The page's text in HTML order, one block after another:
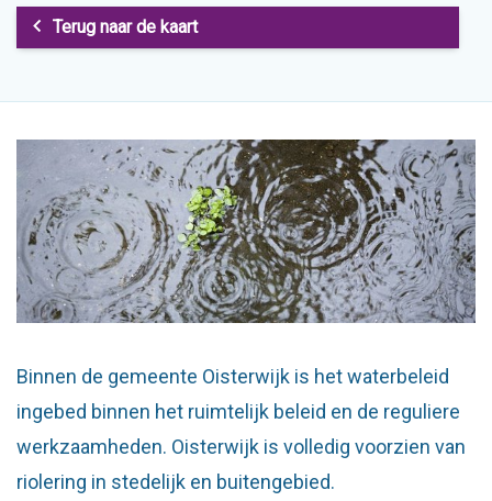
Terug naar de kaart
Binnen de gemeente Oisterwijk is het waterbeleid
ingebed binnen het ruimtelijk beleid en de reguliere
werkzaamheden. Oisterwijk is volledig voorzien van
riolering in stedelijk en buitengebied.